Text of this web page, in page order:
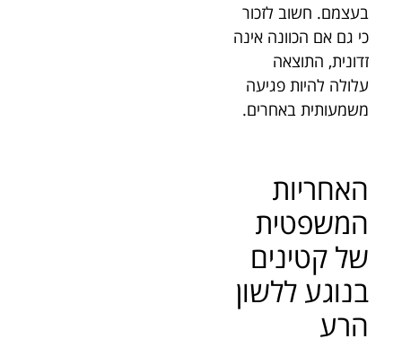
בעצמם. חשוב לזכור
כי גם אם הכוונה אינה
זדונית, התוצאה
עלולה להיות פגיעה
משמעותית באחרים.
האחריות
המשפטית
של קטינים
בנוגע ללשון
הרע